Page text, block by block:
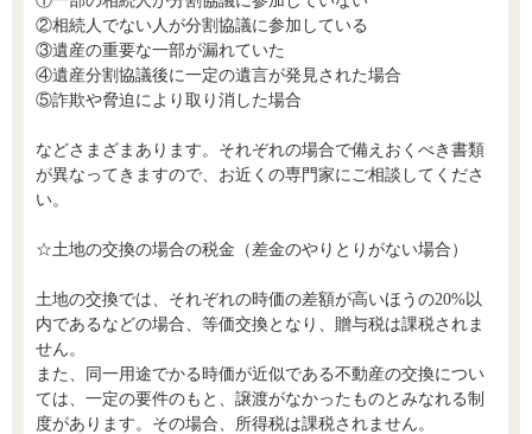
②相続人でない人が分割協議に参加している
③遺産の重要な一部が漏れていた
④遺産分割協議後に一定の遺言が発見された場合
⑤詐欺や脅迫により取り消した場合
などさまざまあります。それぞれの場合で備えおくべき書類
が異なってきますので、お近くの専門家にご相談してくださ
い。
☆土地の交換の場合の税金（差金のやりとりがない場合）
土地の交換では、それぞれの時価の差額が高いほうの20%以
内であるなどの場合、等価交換となり、贈与税は課税されま
せん。
また、同一用途でかる時価が近似である不動産の交換につい
ては、一定の要件のもと、譲渡がなかったものとみなれる制
度があります。その場合、所得税は課税されません。